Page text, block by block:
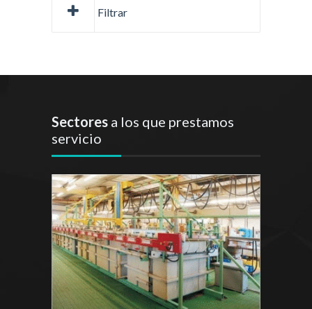
Filtrar
Sectores a los que prestamos
servicio